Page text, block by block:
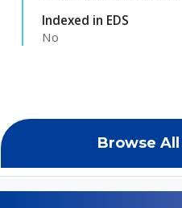
Browse
Indexed in EDS
No